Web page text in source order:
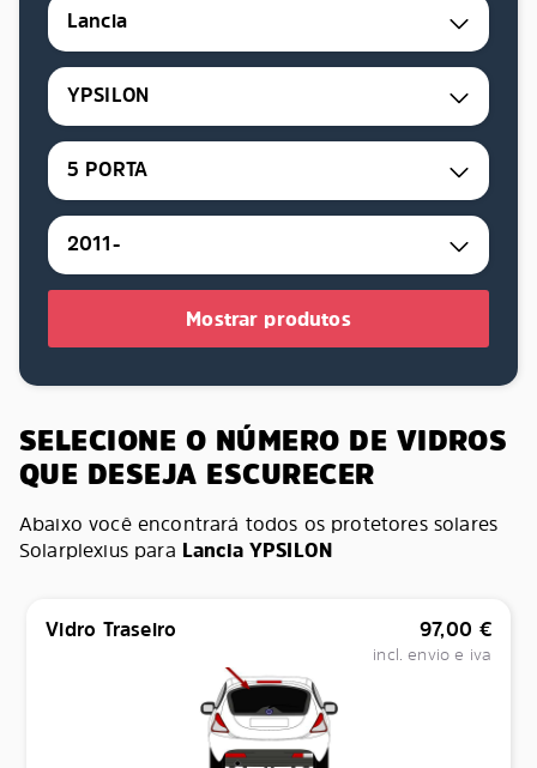
Lancia
YPSILON
5 PORTA
2011-
Mostrar produtos
SELECIONE O NÚMERO DE VIDROS
QUE DESEJA ESCURECER
Abaixo você encontrará todos os protetores solares
Solarplexius para Lancia YPSILON
Vidro Traseiro 97,00 €
incl. envio e iva